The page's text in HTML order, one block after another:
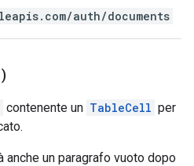
auth/documents
contenente un TableCell per
anche un paragrafo vuoto dopo